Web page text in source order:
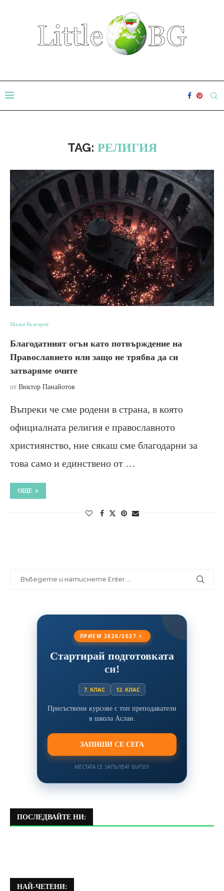
TAG: РЕЛИГИЯ
Малка България
Благодатният огън като потвърждение на
Православието или защо не трябва да си
затваряме очите
от Виктор Панайотов
Въпреки че сме родени в страна, в която
официалната религия е православното
християнство, ние сякаш сме благодарни за
това само и единствено от …
ОЩЕ
ПРИЕМ 2026/2027 г.
Стартирай подготовката
си!
7. КЛАС 12. КЛАС
Присъствени курсове с топ преподаватели
в школа Аслан.
ЗАПИШИ СЕ СЕГА
МЕСТАТА СЕ ЗАПЪЛВАТ БЪРЗО!
ПОСЛЕДВАЙТЕ НИ:
НАЙ-ЧЕТЕНИ: